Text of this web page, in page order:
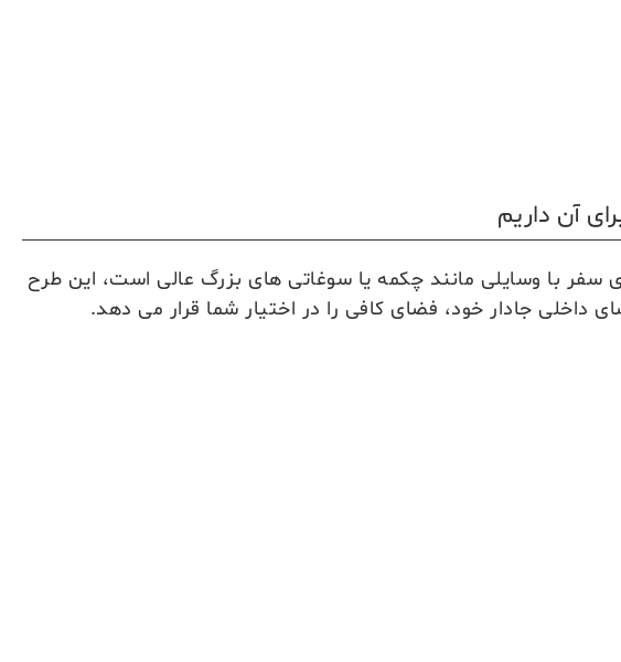
آن داریم
سفر با وسایلی مانند چکمه یا سوغاتی های بزرگ عالی است، این طرح
داخلی جادار خود، فضای کافی را در اختیار شما قرار می دهد.